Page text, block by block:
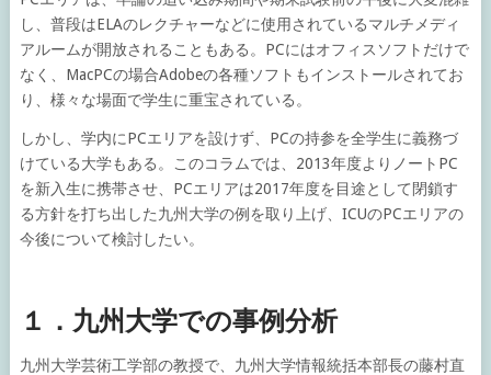
し、普段はELAのレクチャーなどに使用されているマルチメディ
アルームが開放されることもある。PCにはオフィスソフトだけで
なく、MacPCの場合Adobeの各種ソフトもインストールされてお
り、様々な場面で学生に重宝されている。
しかし、学内にPCエリアを設けず、PCの持参を全学生に義務づ
けている大学もある。このコラムでは、2013年度よりノートPC
を新入生に携帯させ、PCエリアは2017年度を目途として閉鎖す
る方針を打ち出した九州大学の例を取り上げ、ICUのPCエリアの
今後について検討したい。
１．九州大学での事例分析
九州大学芸術工学部の教授で、九州大学情報統括本部長の藤村直